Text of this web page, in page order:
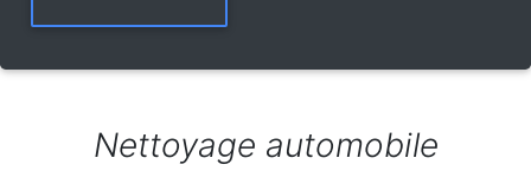
Nettoyage automobile